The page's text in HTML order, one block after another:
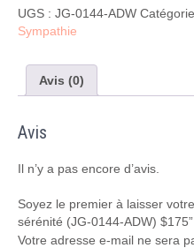
espoir
et
0144-
ADW)
UGS : JG-0144-ADW
Sympathie
Avis (0)
Avis
Il n’y a pas encore d’avis.
Soyez le premier à laisser
sérénité (JG-0144-ADW) $175”
Votre adresse e-mail ne sera